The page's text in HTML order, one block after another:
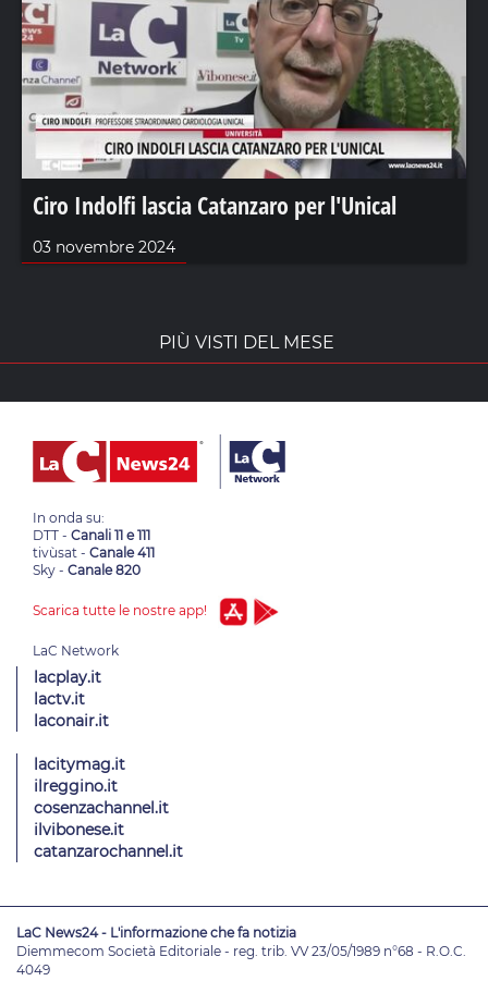
Ciro Indolfi lascia Catanzaro per l'Unical
03 novembre 2024
PIÙ VISTI DEL MESE
In onda su:
DTT - Canali 11 e 111
tivùsat - Canale 411
Sky - Canale 820
Scarica tutte le nostre app!
lacplay.it
lactv.it
laconair.it
lacitymag.it
ilreggino.it
cosenzachannel.it
ilvibonese.it
catanzarochannel.it
LaC News24 - L'informazione che fa notizia
Diemmecom Società Editoriale - reg. trib. VV 23/05/1989 n°68 - R.O.C.
4049